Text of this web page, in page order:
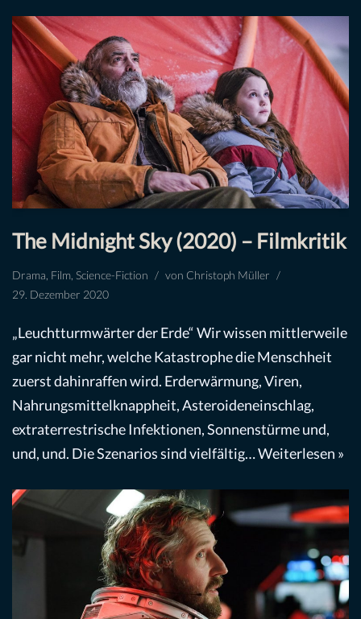
The Midnight Sky (2020) – Filmkritik
Drama Film Science-Fiction von Christoph Müller
29. Dezember 2020
„Leuchtturmwärter der Erde“ Wir wissen mittlerweile
gar nicht mehr, welche Katastrophe die Menschheit
zuerst dahinraffen wird. Erderwärmung, Viren,
Nahrungsmittelknappheit, Asteroideneinschlag,
extraterrestrische Infektionen, Sonnenstürme und,
und, und. Die Szenarios sind vielfältig…Weiterlesen »